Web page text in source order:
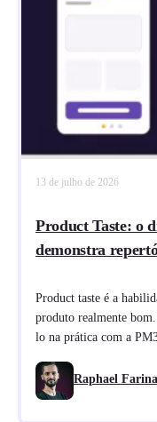
13 de julho de 2026
Product Taste: o
demonstra
Product taste é a
produto realmente
lo na prática com a
Raphael